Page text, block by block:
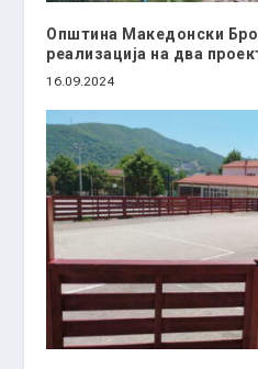
Општина Македонски
реализација на два
16.09.2024